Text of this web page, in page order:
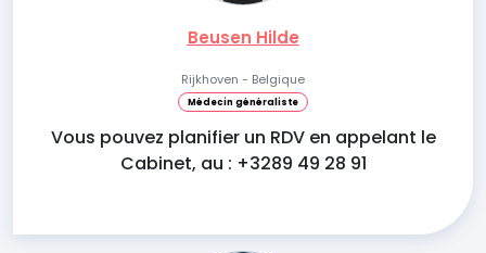
Beusen Hilde
Rijkhoven - Belgique
Médecin généraliste
Vous pouvez planifier un RDV en appelant le
Cabinet, au : +3289 49 28 91